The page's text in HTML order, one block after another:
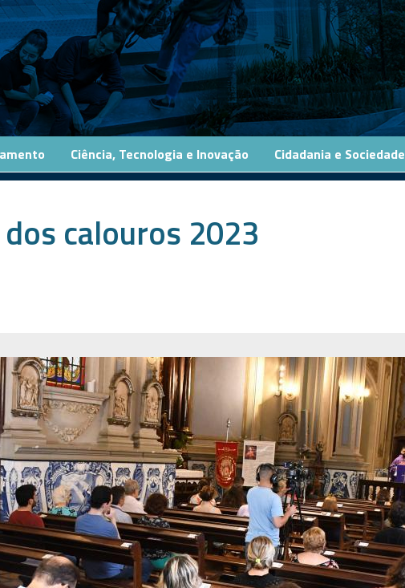
Ciência, Tecnologia e Inovação Cidadania e Sociedade
calouros 2023